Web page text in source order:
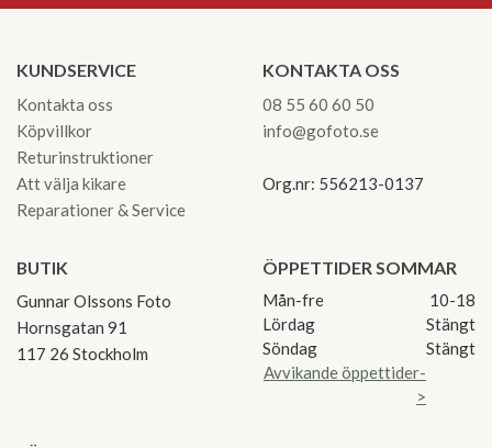
KUNDSERVICE
Kontakta oss
Köpvillkor
Returinstruktioner
Att välja kikare
Reparationer & Service
KONTAKTA OSS
08 55 60 60 50
info@gofoto.se
Org.nr: 556213-0137
BUTIK
Gunnar Olssons Foto
Hornsgatan 91
117 26 Stockholm
ÖPPETTIDER SOMMAR
Mån-fre
10-18
Lördag
Stängt
Söndag
Stängt
Avvikande öppettider-
>